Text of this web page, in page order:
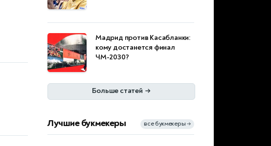
Мадрид против Касабланки:
кому достанется финал
ЧМ-2030?
Больше статей →
Лучшие букмекеры все букмекеры →